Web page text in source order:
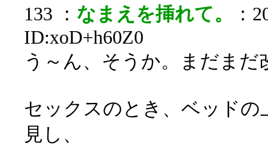
133 ： なまえを挿れて。
：
ID:xoD+h60Z0
う～ん、そうか。まだま
セックスのとき、ベッド
見し、